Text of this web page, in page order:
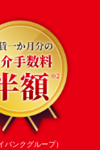
ンクグループ）